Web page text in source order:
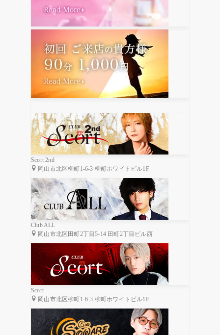
Scort 2nd
岡山市北区柳町1-6-3 柳町ホワイトビル1F
Club ALL
岡山市北区田町2丁目5-14 田町2丁目ビル西
Scort
岡山市北区柳町1-6-3 柳町ホワイトビル1F